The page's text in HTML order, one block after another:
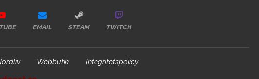
EMAIL STEAM TWITCH
Webbutik Integritetspolicy